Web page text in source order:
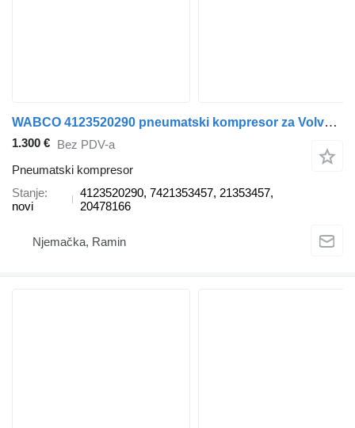
WABCO 4123520290 pneumatski kompresor za Volvo Renault kamiona
1.300 € Bez PDV-a
Pneumatski kompresor
Stanje
novi
4123520290, 7421353457, 21353457,
20478166
Njemačka, Ramin